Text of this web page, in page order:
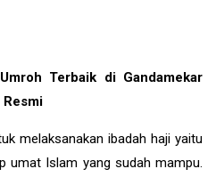
Terbaik di Gandamekar
Resmi
melaksanakan ibadah haji yaitu
umat Islam yang sudah mampu.